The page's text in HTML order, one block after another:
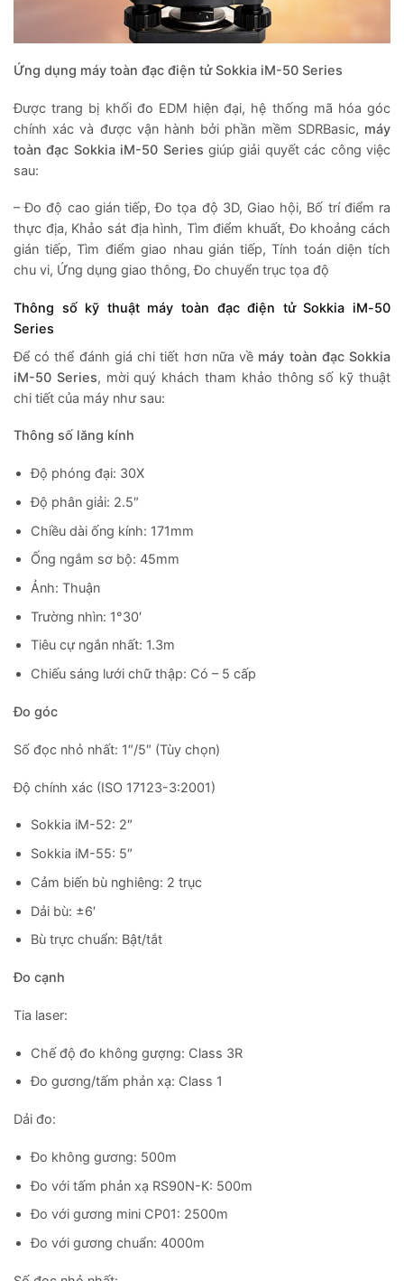
Ứng dụng máy toàn đạc điện tử Sokkia iM-50 Series
Được trang bị khối đo EDM hiện đại, hệ thống mã hóa góc
chính xác và được vận hành bởi phần mềm SDRBasic, máy
toàn đạc Sokkia iM-50 Series giúp giải quyết các công việc
sau:
– Đo độ cao gián tiếp,Đo tọa độ 3D, Giao hội, Bố trí điểm ra
thực địa, Khảo sát địa hình, Tìm điểm khuất,Đo khoảng cách
gián tiếp,Tìm điểm giao nhau gián tiếp,Tính toán diện tích
chu vi, Ứng dụng giao thông,Đo chuyển trục tọa độ
Thông số kỹ thuật máy toàn đạc điện tử Sokkia iM-50
Series
Để có thể đánh giá chi tiết hơn nữa về máy toàn đạc Sokkia
iM-50 Series, mời quý khách tham khảo thông số kỹ thuật
chi tiết của máy như sau:
Thông số lăng kính
Độ phóng đại: 30X
Độ phân giải: 2.5″
Chiều dài ống kính: 171mm
Ống ngắm sơ bộ: 45mm
Ảnh: Thuận
Trường nhìn: 1°30′
Tiêu cự ngắn nhất: 1.3m
Chiếu sáng lưới chữ thập: Có – 5 cấp
Đo góc
Số đọc nhỏ nhất: 1″/5″ (Tùy chọn)
Độ chính xác (ISO 17123-3:2001)
Sokkia iM-52: 2″
Sokkia iM-55: 5″
Cảm biến bù nghiêng: 2 trục
Dải bù: ±6′
Bù trực chuẩn: Bật/tắt
Đo cạnh
Tia laser:
Chế độ đo không gượng: Class 3R
Đo gương/tấm phản xạ: Class 1
Dải đo:
Đo không gương: 500m
Đo với tấm phản xạ RS90N-K: 500m
Đo với gương mini CP01: 2500m
Đo với gương chuẩn: 4000m